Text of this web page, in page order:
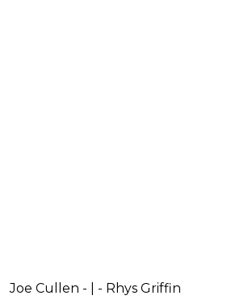
Joe Cullen - | - Rhys Griffin